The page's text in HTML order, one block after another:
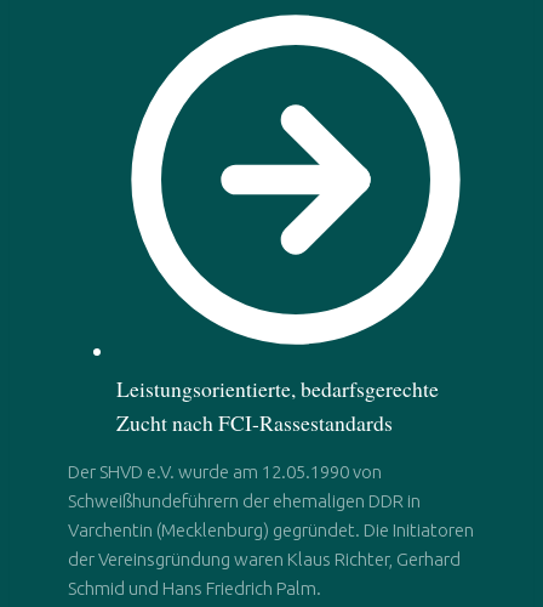
Leistungsorientierte, bedarfsgerechte
Zucht nach FCI-Rassestandards
Der SHVD e.V. wurde am 12.05.1990 von
Schweißhundeführern der ehemaligen DDR in
Varchentin (Mecklenburg) gegründet. Die Initiatoren
der Vereinsgründung waren Klaus Richter, Gerhard
Schmid und Hans Friedrich Palm.